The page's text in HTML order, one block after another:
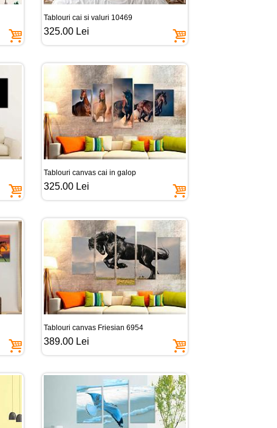
Tablouri cai si valuri 10469
325.00 Lei
Tablouri canvas cai in galop
325.00 Lei
Tablouri canvas Friesian 6954
389.00 Lei